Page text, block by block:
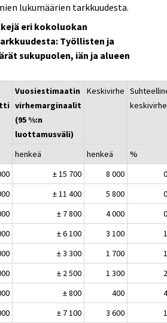
lukumäärien tarkkuudesta.
eri kokoluokan
Työllisten ja
sukupuolen, iän ja alueen
Vuosiestimaatin
virhemarginaalit
(95 %:n
luottamusväli)
Keskivirhe
keskivirhe
henkeä henkeä
%
± 15 700 8 000
± 11 400 5 800
± 7 800 4 000
± 6 100 3 100
± 3 300 1 700
± 2 500 1 300
± 800 400
± 7 100 3 600